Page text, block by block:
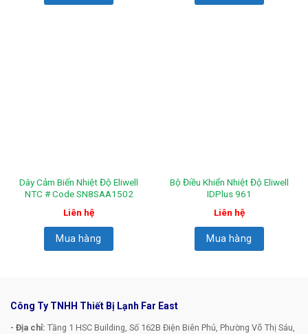
Dây Cảm Biến Nhiệt Độ Eliwell
NTC # Code SN8SAA1502
Liên hệ
Mua hàng
Bộ Điều Khiển Nhiệt Độ Eliwell
IDPlus 961
Liên hệ
Mua hàng
Công Ty TNHH Thiết Bị Lạnh Far East
- Địa chỉ: Tầng 1 HSC Building, Số 162B Điện Biên Phủ, Phường Võ Thị Sáu,